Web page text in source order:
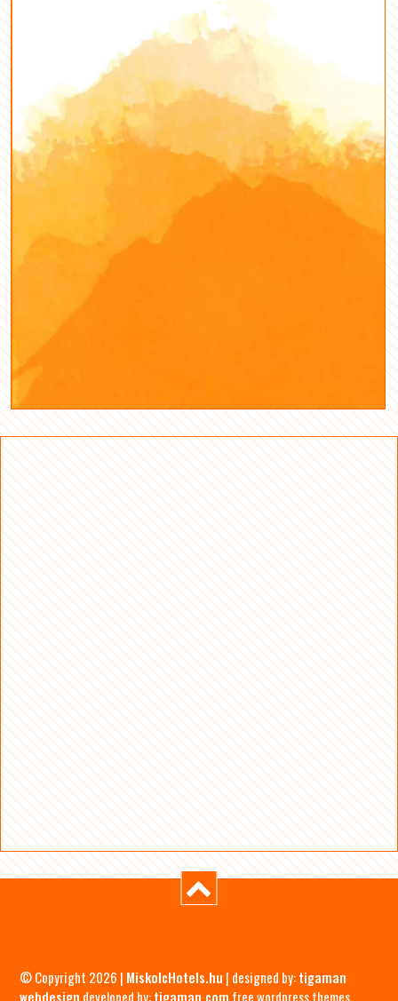
© Copyright 2026 | MiskolcHotels.hu | designed by:tigaman
webdesign developed by:tigaman.com free wordpress themes